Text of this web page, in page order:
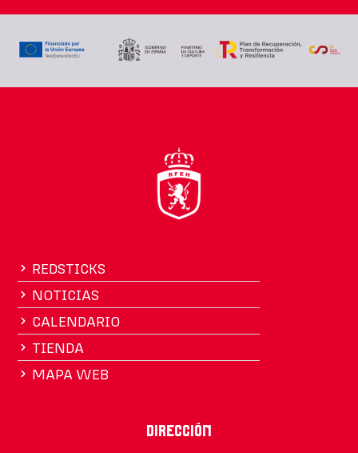
REDSTICKS
NOTICIAS
CALENDARIO
TIENDA
MAPA WEB
Dirección